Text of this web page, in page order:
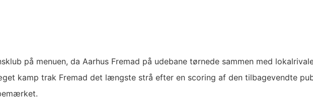
på menuen, da Aarhus Fremad på udebane tørnede sammen med
kamp trak Fremad det længste strå efter en scoring af den tilbagevendte